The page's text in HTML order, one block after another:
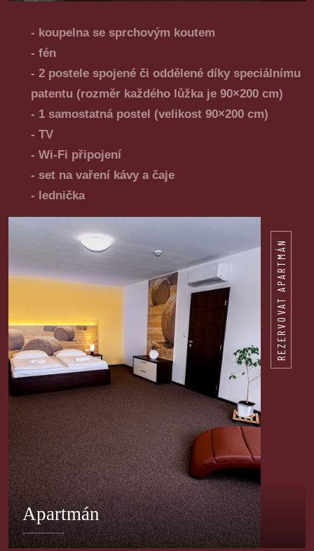
- koupelna se sprchovým koutem
- fén
- 2 postele spojené či oddělené díky speciálnímu
patentu (rozměr každého lůžka je 90×200 cm)
- 1 samostatná postel (velikost 90×200 cm)
- TV
- Wi-Fi připojení
- set na vaření kávy a čaje
- lednička
REZERVOVAT APARTMÁN
Apartmán